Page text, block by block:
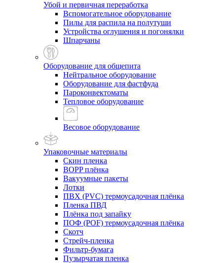
Убой и первичная переработка
Вспомогательное оборудование
Пилы для распила на полутуши
Устройства оглушения и погонялки
Шпарчаны
Оборудование для общепита
Нейтральное оборудование
Оборудование для фастфуда
Пароконвектоматы
Тепловое оборудование
Весовое оборудование
Упаковочные материалы
Скин пленка
BOPP плёнка
Вакуумные пакеты
Лотки
ПВХ (PVC) термоусадочная плёнка
Пленка ПВД
Плёнка под запайку
ПОФ (POF) термоусадочная плёнка
Скотч
Стрейч-пленка
Фильтр-бумага
Пузырчатая пленка